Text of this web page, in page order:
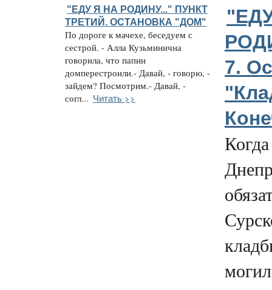
"ЕДУ Я НА РОДИНУ..." ПУНКТ
ТРЕТИЙ. ОСТАНОВКА "ДОМ"
По дороге к мачехе, беседуем с
сестрой. - Алла Кузьминична
говорила, что папин
домперестроили.- Давай, - говорю, -
зайдем? Посмотрим.- Давай, -
согл... Читать >>
7.